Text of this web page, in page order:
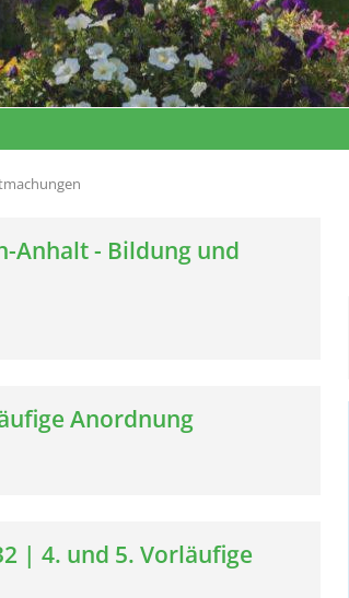
Anhalt - Bildung und
Anordnung
| 4. und 5. Vorläufige